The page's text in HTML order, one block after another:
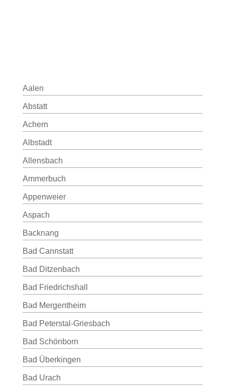
Aalen
Abstatt
Achern
Albstadt
Allensbach
Ammerbuch
Appenweier
Aspach
Backnang
Bad Cannstatt
Bad Ditzenbach
Bad Friedrichshall
Bad Mergentheim
Bad Peterstal-Griesbach
Bad Schönborn
Bad Überkingen
Bad Urach